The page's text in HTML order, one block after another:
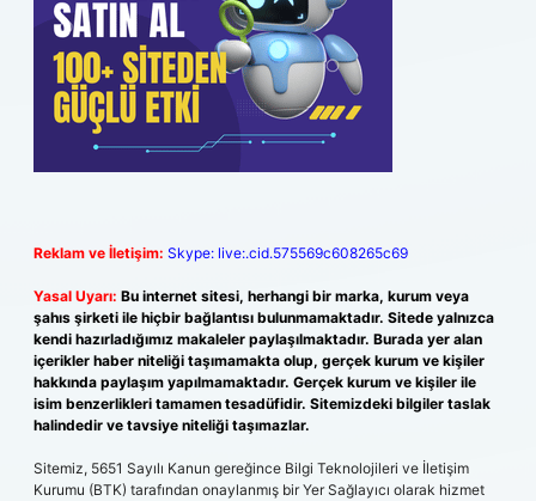
Reklam ve İletişim: Skype: live:.cid.575569c608265c69
Yasal Uyarı: Bu internet sitesi, herhangi bir marka, kurum veya
şahıs şirketi ile hiçbir bağlantısı bulunmamaktadır. Sitede yalnızca
kendi hazırladığımız makaleler paylaşılmaktadır. Burada yer alan
içerikler haber niteliği taşımamakta olup, gerçek kurum ve kişiler
hakkında paylaşım yapılmamaktadır. Gerçek kurum ve kişiler ile
isim benzerlikleri tamamen tesadüfidir. Sitemizdeki bilgiler taslak
halindedir ve tavsiye niteliği taşımazlar.
Sitemiz, 5651 Sayılı Kanun gereğince Bilgi Teknolojileri ve İletişim
Kurumu (BTK) tarafından onaylanmış bir Yer Sağlayıcı olarak hizmet